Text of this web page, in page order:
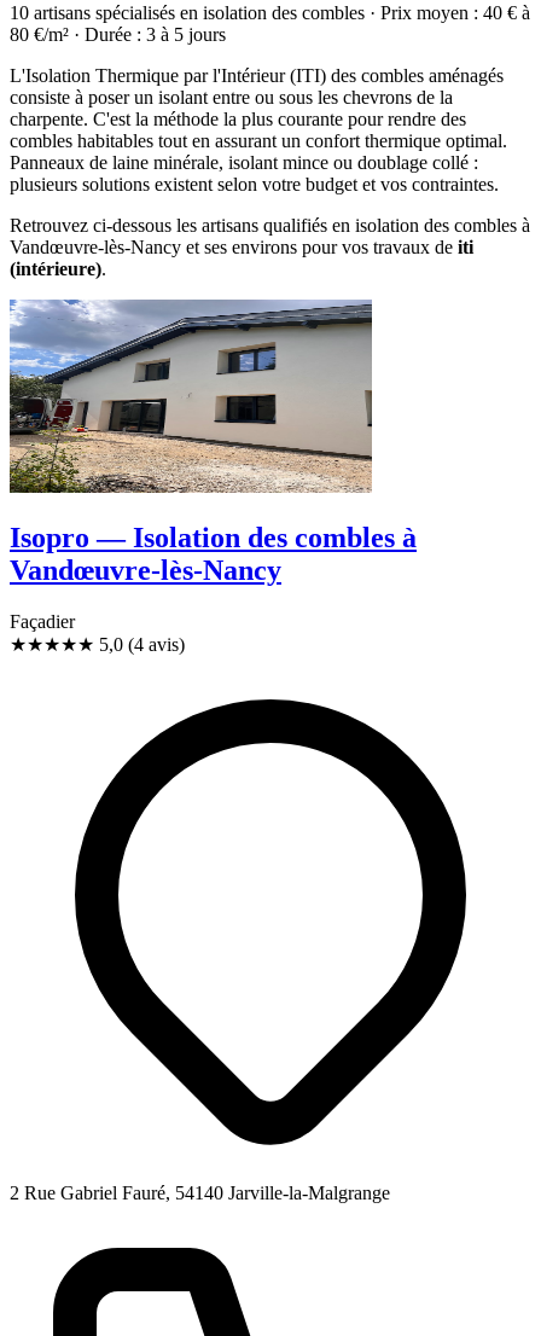
10 artisans spécialisés en isolation des combles · Prix moyen : 40 € à
80 €/m² · Durée : 3 à 5 jours
L'Isolation Thermique par l'Intérieur (ITI) des combles aménagés
consiste à poser un isolant entre ou sous les chevrons de la
charpente. C'est la méthode la plus courante pour rendre des
combles habitables tout en assurant un confort thermique optimal.
Panneaux de laine minérale, isolant mince ou doublage collé :
plusieurs solutions existent selon votre budget et vos contraintes.
Retrouvez ci-dessous les artisans qualifiés en isolation des combles à
Vandœuvre-lès-Nancy et ses environs pour vos travaux de iti
(intérieure).
Isopro — Isolation des combles à
Vandœuvre-lès-Nancy
Façadier
★★★★★ 5,0 (4 avis)
2 Rue Gabriel Fauré, 54140 Jarville-la-Malgrange